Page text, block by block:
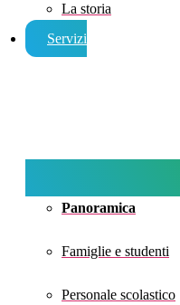
La storia
Servizi
Panoramica
Famiglie e studenti
Personale scolastico